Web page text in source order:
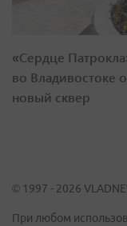
«Сердце
во Владивостоке
новый сквер
© 1997 - 2026
При любом